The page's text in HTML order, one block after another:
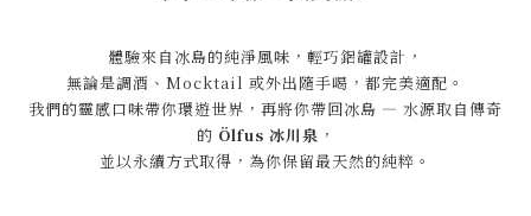
體驗來自冰島的純淨風味，輕巧鋁罐設計，
無論是調酒、Mocktail 或外出隨手喝，都完美適配。
我們的靈感口味帶你環遊世界，再將你帶回冰島 — 水源取自傳奇
的 Ölfus 冰川泉 ，
並以永續方式取得，為你保留最天然的純粹。